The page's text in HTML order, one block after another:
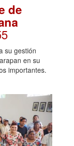
de
su gestión
en su
importantes.